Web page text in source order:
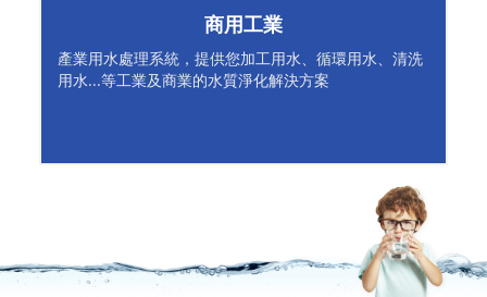
商用工業
產業用水處理系統，提供您加工用水、循環用水、清洗
用水...等工業及商業的水質淨化解決方案